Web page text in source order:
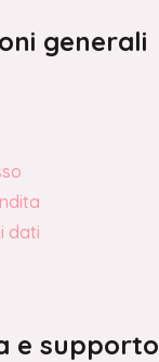
generali
dati
e supporto